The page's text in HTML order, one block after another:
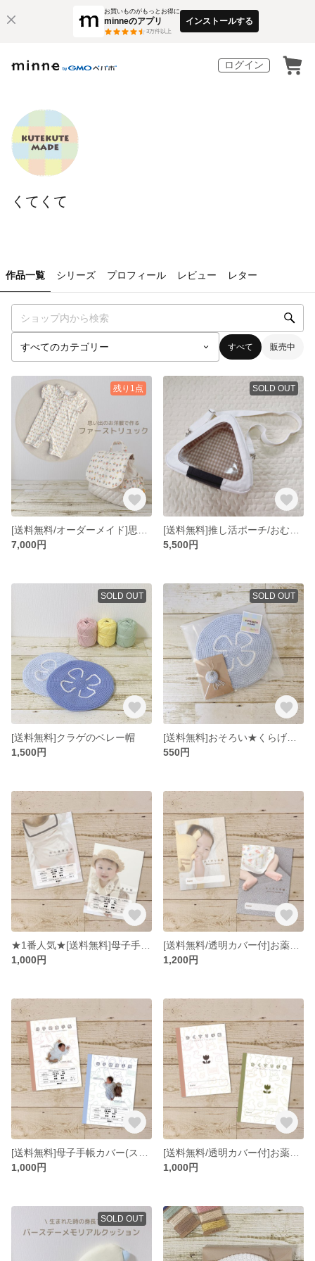
お買いものがもっとお得に
minneのアプリ
3万件以上
インストールする
ログイン
くてくて
作品一覧 シリーズ プロフィール レビュー レター
すべて 販売中
残り1点
7,000円
SOLD OUT
5,500円
SOLD OUT
[送料無料]クラゲのベレー帽
1,500円
SOLD OUT
550円
1,000円
1,200円
1,000円
1,000円
SOLD OUT